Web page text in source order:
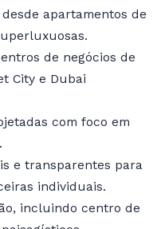
apartamentos de
de negócios de
City e Dubai
com foco em
e transparentes para
individuais.
incluindo centro de